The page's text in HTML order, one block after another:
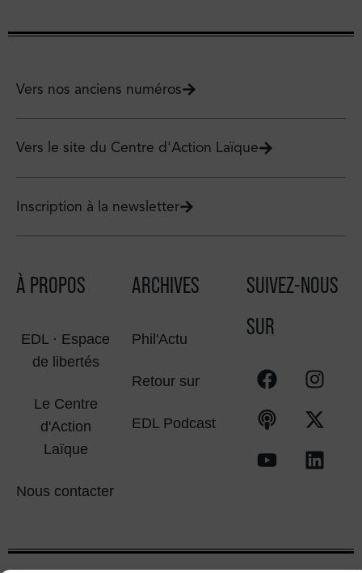
Vers nos anciens numéros
Vers le site du Centre d'Action Laïque
Inscription à la newsletter
À PROPOS
EDL · Espace
de libertés
Le Centre
d'Action
Laïque
Nous contacter
ARCHIVES
Phil'Actu
Retour sur
EDL Podcast
SUIVEZ-NOUS
SUR